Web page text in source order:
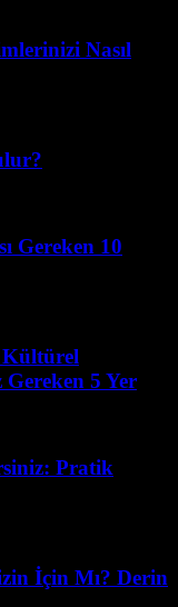
Nasıl
Gereken 10
Kültürel
5 Yer
Pratik
İçin Mı? Derin